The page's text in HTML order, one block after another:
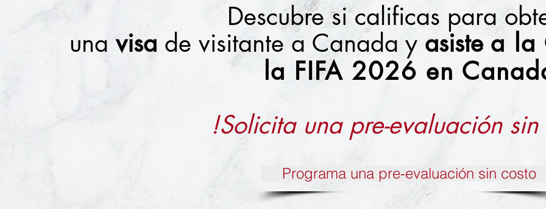
Descubre si calificas para
una visa de visitante a Canada y asiste a la
la FIFA 2026 en
!Solicita una pre-evaluación
Programa una pre-evaluación sin costo